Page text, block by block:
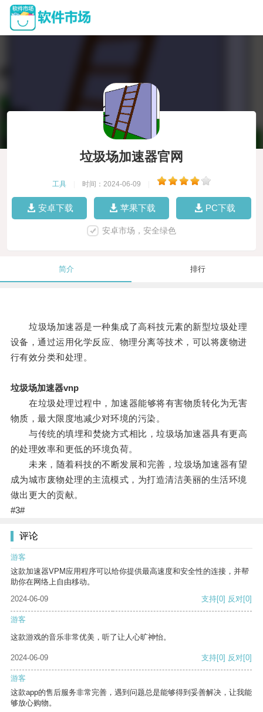
垃圾场加速器官网
工具 时间：2024-06-09
安卓下载 苹果下载 PC下载
安卓市场，安全绿色
简介 排行
垃圾场加速器是一种集成了高科技元素的新型垃圾处理
设备，通过运用化学反应、物理分离等技术，可以将废物进
行有效分类和处理。
垃圾场加速器vnp
在垃圾处理过程中，加速器能够将有害物质转化为无害
物质，最大限度地减少对环境的污染。
与传统的填埋和焚烧方式相比，垃圾场加速器具有更高
的处理效率和更低的环境负荷。
未来，随着科技的不断发展和完善，垃圾场加速器有望
成为城市废物处理的主流模式，为打造清洁美丽的生活环境
做出更大的贡献。
#3#
评论
游客
这款加速器VPM应用程序可以给你提供最高速度和安全性的连接，并帮
助你在网络上自由移动。
2024-06-09
支持[0] 反对[0]
游客
这款游戏的音乐非常优美，听了让人心旷神怡。
2024-06-09 支持[0] 反对[0]
游客
这款app的售后服务非常完善，遇到问题总是能够得到妥善解决，让我能
够放心购物。